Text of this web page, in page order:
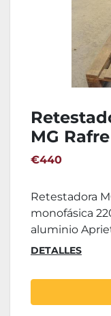
MG Rafre
€440
Retestadora
monofásica
aluminio
DETALLES